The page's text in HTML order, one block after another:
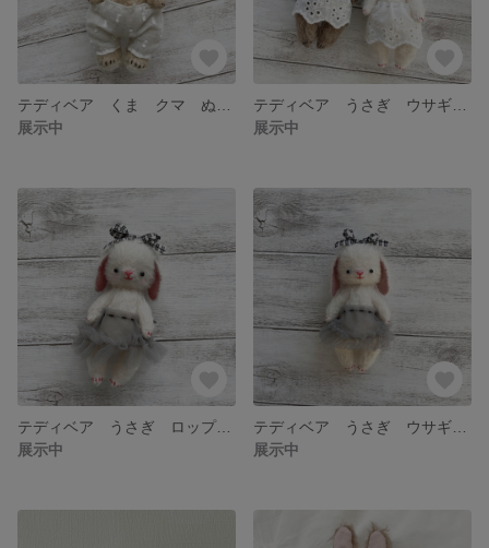
展示中
展示中
テディベア うさぎ ロップイヤー ぬいぐるみ アンティーク モヘア
展示中
展示中